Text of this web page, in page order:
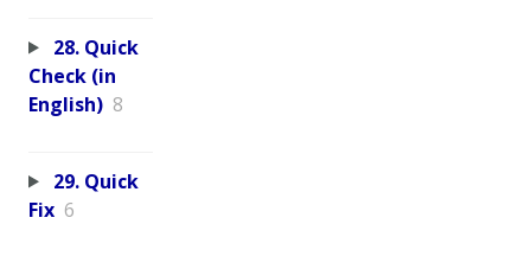
28. Quick
Check (in
English) 8
29. Quick
Fix 6